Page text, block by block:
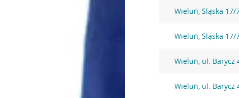
Wieluń, Śląska 17/
Wieluń, Śląska 17/
Wieluń, ul. Barycz
Wieluń, ul. Barycz